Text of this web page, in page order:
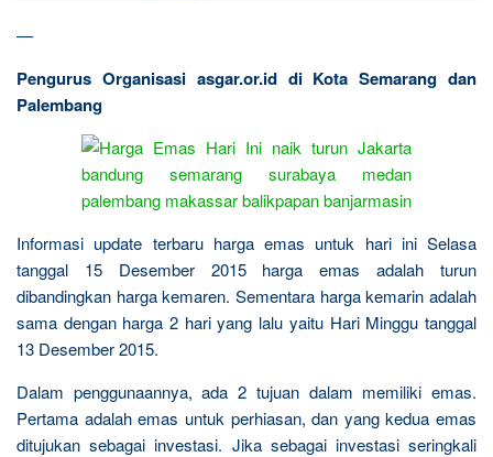
—
Pengurus Organisasi asgar.or.id di Kota Semarang dan
Palembang
Informasi update terbaru harga emas untuk hari ini Selasa
tanggal 15 Desember 2015 harga emas adalah turun
dibandingkan harga kemaren. Sementara harga kemarin adalah
sama dengan harga 2 hari yang lalu yaitu Hari Minggu tanggal
13 Desember 2015.
Dalam penggunaannya, ada 2 tujuan dalam memiliki emas.
Pertama adalah emas untuk perhiasan, dan yang kedua emas
ditujukan sebagai investasi. Jika sebagai investasi seringkali